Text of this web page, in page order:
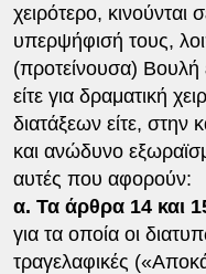
χειρότερο,
υπερψήφισή τους,
(προτείνουσα) Βουλή
είτε για δραματική
διατάξεων είτε,
και ανώδυνο
αυτές που αφορούν:
α. Τα άρθρα 14 και
για τα οποία οι
τραγελαφικές